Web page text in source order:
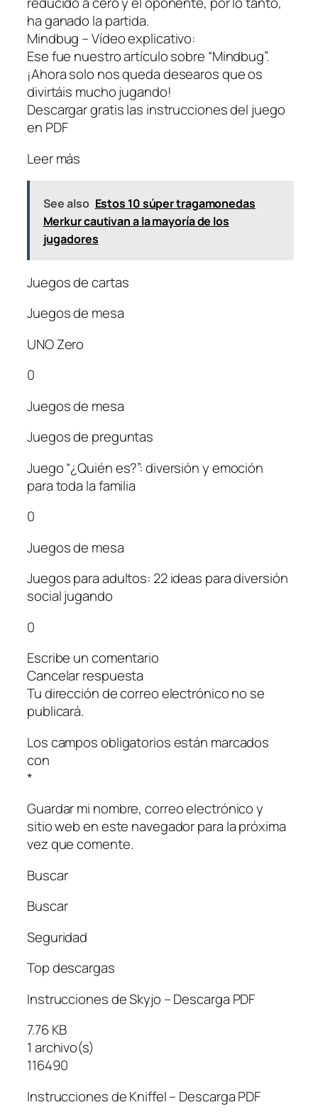
ha ganado la partida.
Mindbug – Vídeo explicativo:
Ese fue nuestro artículo sobre “Mindbug”.
¡Ahora solo nos queda desearos que os
divirtáis mucho jugando!
Descargar gratis las instrucciones del juego
en PDF
Leer más
See also Estos 10 súper tragamonedas
Merkur cautivan a la mayoría de los
jugadores
Juegos de cartas
Juegos de mesa
UNO Zero
0
Juegos de mesa
Juegos de preguntas
Juego “¿Quién es?”: diversión y emoción
para toda la familia
0
Juegos de mesa
Juegos para adultos: 22 ideas para diversión
social jugando
0
Escribe un comentario
Cancelar respuesta
Tu dirección de correo electrónico no se
publicará.
Los campos obligatorios están marcados
con
*
Guardar mi nombre, correo electrónico y
sitio web en este navegador para la próxima
vez que comente.
Buscar
Buscar
Seguridad
Top descargas
Instrucciones de Skyjo – Descarga PDF
7.76 KB
1 archivo(s)
116490
Instrucciones de Kniffel – Descarga PDF